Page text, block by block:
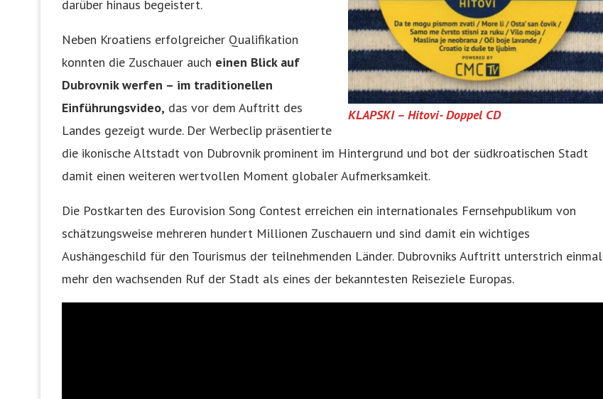
KLAPSKI – Hitovi- Doppel CD
darüber hinaus begeistert.
Neben Kroatiens erfolgreicher Qualifikation
konnten die Zuschauer auch einen Blick auf
Dubrovnik werfen – im traditionellen
Einführungsvideo, das vor dem Auftritt des
Landes gezeigt wurde. Der Werbeclip präsentierte
die ikonische Altstadt von Dubrovnik prominent im Hintergrund und bot der südkroatischen Stadt
damit einen weiteren wertvollen Moment globaler Aufmerksamkeit.
Die Postkarten des Eurovision Song Contest erreichen ein internationales Fernsehpublikum von
schätzungsweise mehreren hundert Millionen Zuschauern und sind damit ein wichtiges
Aushängeschild für den Tourismus der teilnehmenden Länder. Dubrovniks Auftritt unterstrich einmal
mehr den wachsenden Ruf der Stadt als eines der bekanntesten Reiseziele Europas.